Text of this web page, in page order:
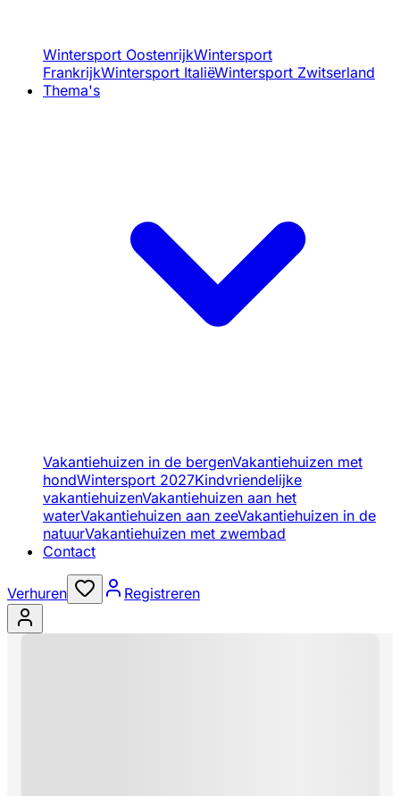
Wintersport OostenrijkWintersport
FrankrijkWintersport ItaliëWintersport Zwitserland
Thema's
Vakantiehuizen in de bergenVakantiehuizen met
hondWintersport 2027Kindvriendelijke
vakantiehuizenVakantiehuizen aan het
waterVakantiehuizen aan zeeVakantiehuizen in de
natuurVakantiehuizen met zwembad
Contact
Verhuren Registreren